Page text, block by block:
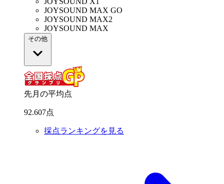
JOYSOUND MAX GO
JOYSOUND MAX2
JOYSOUND MAX
その他
先月の平均点
92.607点
採点ランキングを見る